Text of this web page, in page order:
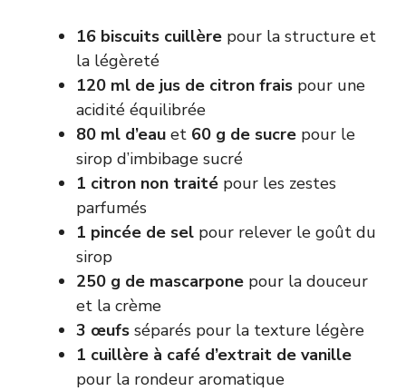
16 biscuits cuillère pour la structure et
la légèreté
120 ml de jus de citron frais pour une
acidité équilibrée
80 ml d’eau et 60 g de sucre pour le
sirop d’imbibage sucré
1 citron non traité pour les zestes
parfumés
1 pincée de sel pour relever le goût du
sirop
250 g de mascarpone pour la douceur
et la crème
3 œufs séparés pour la texture légère
1 cuillère à café d’extrait de vanille
pour la rondeur aromatique